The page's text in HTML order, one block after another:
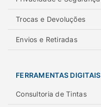
Trocas e Devoluções
Envios e Retiradas
FERRAMENTAS DIGITAIS
Consultoria de Tintas